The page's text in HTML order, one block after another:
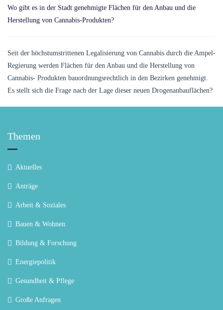
Wo gibt es in der Stadt genehmigte Flächen für den Anbau und die
Herstellung von Cannabis-Produkten?
Seit der höchstumstrittenen Legalisierung von Cannabis durch die Ampel-
Regierung werden Flächen für den Anbau und die Herstellung von
Cannabis- Produkten bauordnungsrechtlich in den Bezirken genehmigt.
Es stellt sich die Frage nach der Lage dieser neuen Drogenanbauflächen?
Themen
Aktuelles
Anträge
Arbeit & Soziales
Bauen & Wohnen
Bildung & Forschung
Energiepolitik
Gesundheit & Pflege
Große Anfragen